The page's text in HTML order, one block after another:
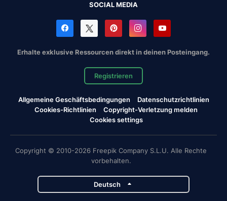
SOCIAL MEDIA
Erhalte exklusive Ressourcen direkt in deinen Posteingang.
Registrieren
Allgemeine Geschäftsbedingungen
Datenschutzrichtlinien
Cookies-Richtlinien
Copyright-Verletzung melden
Cookies settings
Copyright © 2010-2026 Freepik Company S.L.U. Alle Rechte
vorbehalten.
Deutsch